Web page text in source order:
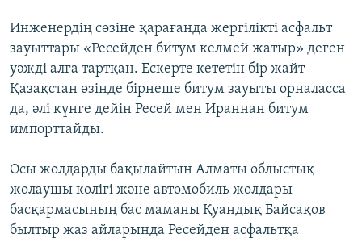
Инженердің сөзіне қарағанда жергілікті асфальт
зауыттары «Ресейден битум келмей жатыр» деген
уәжді алға тартқан. Ескерте кететін бір жайт
Қазақстан өзінде бірнеше битум зауыты орналасса
да, әлі күнге дейін Ресей мен Ираннан битум
импорттайды.
Осы жолдарды бақылайтын Алматы облыстық
жолаушы көлігі және автомобиль жолдары
басқармасының бас маманы Қуандық Байсақов
былтыр жаз айларында Ресейден асфальтқа